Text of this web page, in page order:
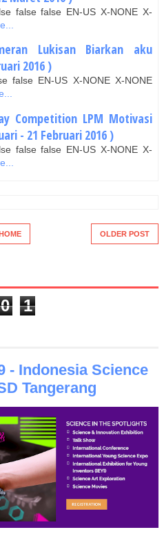
false false EN-US X-NONE X-
Lukisan Biarkan aku
2016 )
false EN-US X-NONE X-NONE
Competition LPM Motivasi
- 21 Februari 2016 )
false false EN-US X-NONE X-
OLDER POST
HOME
0 1
- Indonesia Science
Tangerang